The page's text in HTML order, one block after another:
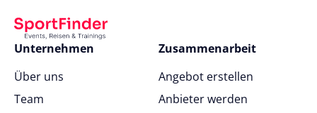
Unternehmen
Über uns
Team
Zusammenarbeit
Angebot erstellen
Anbieter werden